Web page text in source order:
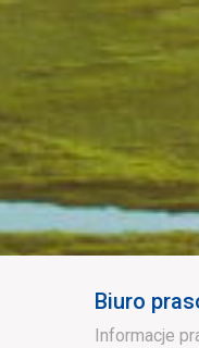
Biuro
Informacje